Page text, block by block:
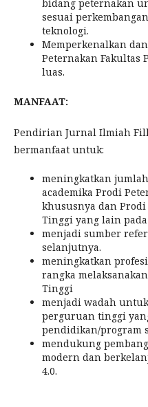
bidang peternakan
sesuai
teknologi.
Memperkenalkan
Peternakan Fakultas
luas.
MANFAAT:
Pendirian Jurnal Ilmiah
bermanfaat untuk:
meningkatkan
academika Prodi
khususnya dan
Tinggi yang lain
menjadi sumber
selanjutnya.
meningkatkan
rangka
Tinggi
menjadi wadah
perguruan tinggi
pendidikan/program
mendukung
modern dan
4.0.